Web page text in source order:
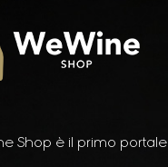
Shop è il primo portale